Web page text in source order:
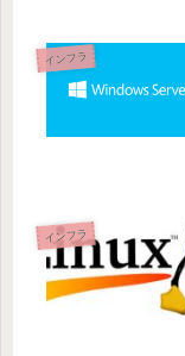
インフラ
インフラ